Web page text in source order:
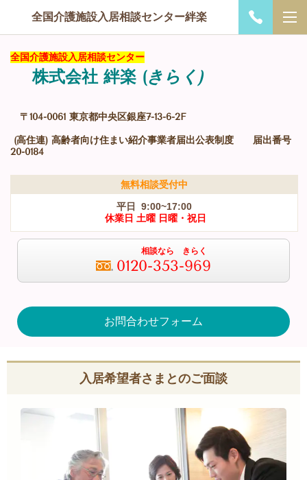
全国介護施設入居相談センター絆楽
全国介護施設入居相談センター
株式会社 絆楽 (きらく)
〒104-0061 東京都中央区銀座7-13-6-2F
(高住連) 高齢者向け住まい紹介事業者届出公表制度 届出番号
20-0184
無料相談受付中
平日 9:00~17:00
休業日 土曜 日曜・祝日
相談なら きらく
0120-353-969
お問合わせフォーム
入居希望者さまとのご面談